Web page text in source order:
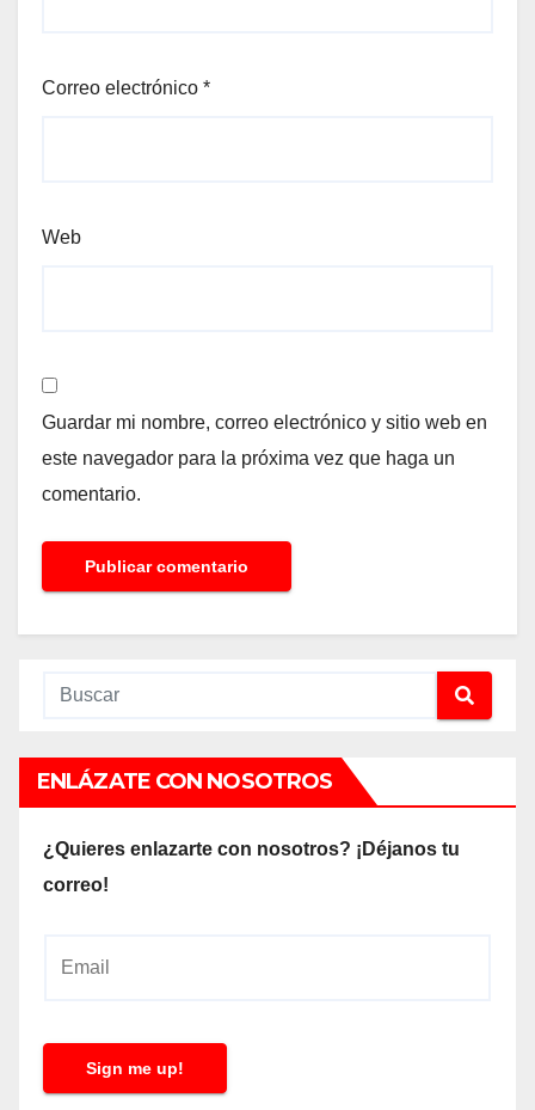
Correo electrónico *
Web
Guardar mi nombre, correo electrónico y sitio web en
este navegador para la próxima vez que haga un
comentario.
ENLÁZATE CON NOSOTROS
¿Quieres enlazarte con nosotros? ¡Déjanos tu
correo!
l
Sign me up!